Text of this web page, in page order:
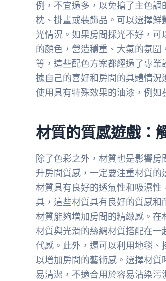
例，不宜過多，以免搶了主色
枕、掛畫或裝飾品。可以選擇
光情況。如果房間採光不好，
的顏色，營造穩重、大氣的氛
等，這些配色方案都經過了專
據自己的喜好和房間的具體情
使用具有特殊效果的油漆，例如
材質的質感遊戲：
除了色彩之外，材質也是影響
升房間質感，一定要注重材質
材質具有良好的透氣性和吸濕
具，這些材質具有良好的質感
材質能夠增加房間的精緻感。
材質與光滑的絲綢材質搭配在
代感。此外，還可以利用地毯
以增加房間的藝術感。選擇材
易清潔，不適合用於容易沾染